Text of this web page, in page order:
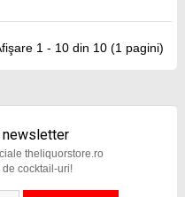
1 - 10 din 10 (1 pagini)
newsletter
theliquorstore.ro
cocktail-uri!